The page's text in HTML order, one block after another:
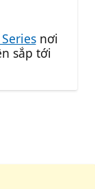
nơi
sắp tới